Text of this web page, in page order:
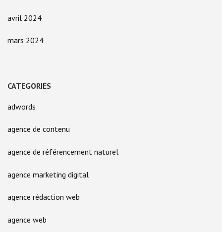
avril 2024
mars 2024
CATEGORIES
adwords
agence de contenu
agence de référencement naturel
agence marketing digital
agence rédaction web
agence web